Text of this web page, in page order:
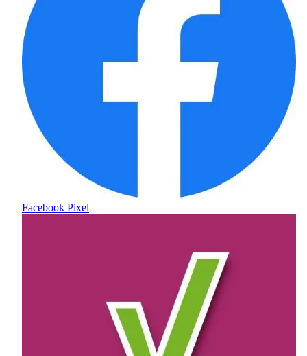
Facebook Pixel